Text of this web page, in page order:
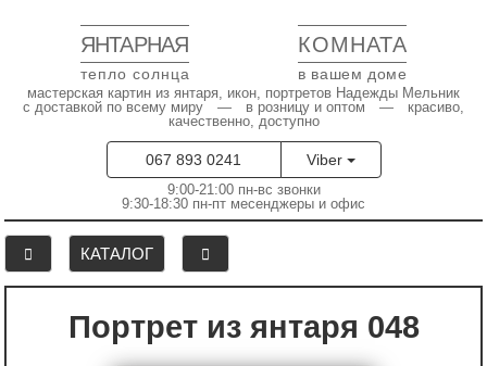
ЯНТАРНАЯ КОМНАТА
тепло солнца в вашем доме
мастерская картин из янтаря, икон, портретов Надежды Мельник
с доставкой по всему миру — в розницу и оптом — красиво,
качественно, доступно
067 893 0241 Viber
9:00-21:00 пн-вс звонки
9:30-18:30 пн-пт месенджеры и офис
КАТАЛОГ
Портрет из янтаря 048